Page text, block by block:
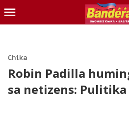
BALITA
BLIND ITEM
LOTTO
Chika
Robin Padilla
sa netizens: